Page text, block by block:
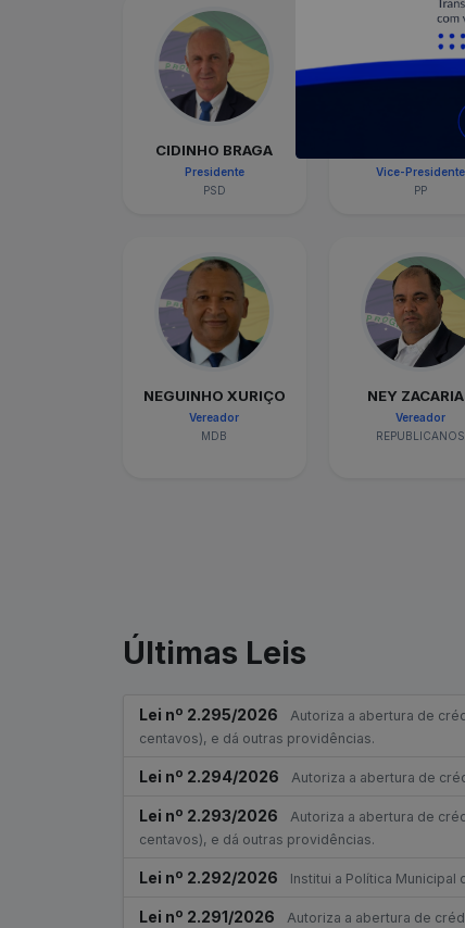
CIDINHO BRAGA
Presidente
PSD
WANDERLEY DO
Vice-Presidente
PP
NEGUINHO XURIÇO
Vereador
MDB
NEY
Vereador
REPUBLICANOS
Últimas Leis
Lei nº 2.295/2026
Autoriza a abertura de
centavos), e dá outras providências.
Lei nº 2.294/2026 Autoriza a abertura de
Lei nº 2.293/2026
Autoriza a abertura de
centavos), e dá outras providências.
Lei nº 2.292/2026 Institui a Política
Lei nº 2.291/2026 Autoriza a abertura de